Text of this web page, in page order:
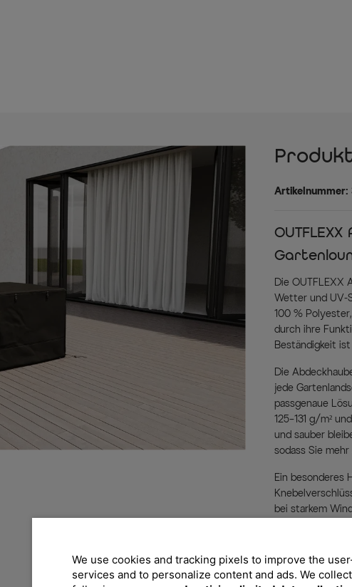
Artikelnummer:
Die OUTFLEXX
Wetter und UV-
100 %
durch ihre
Beständigkeit
Die
jede
passgenaue
125–131 g/m²
und sauber
sodass Sie
Ein besonderes
bei starkem
Möbel optimal
sie auch
Die OUTFLEXX
atmungsaktive
We use cookies and tracking pixels to improve the
services and to personalize content and ads. We